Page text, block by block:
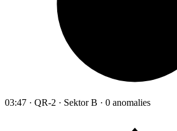
03:47 · QR-2 · Sektor B · 0 anomalies